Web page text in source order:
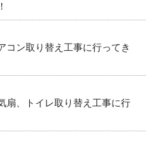
コン取り替え工事に行ってき
扇、トイレ取り替え工事に行